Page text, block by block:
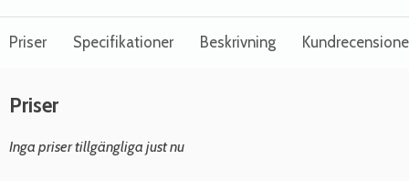
Priser Specifikationer Beskrivning
Priser
Inga priser tillgängliga just nu